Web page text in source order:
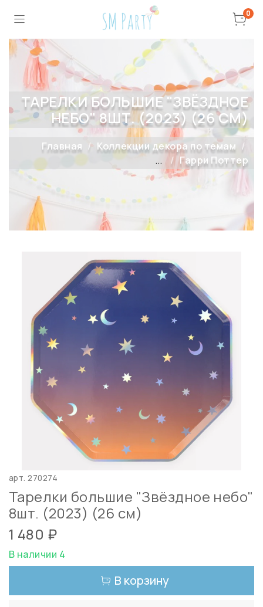
0
ТАРЕЛКИ БОЛЬШИЕ "ЗВЁЗДНОЕ
НЕБО" 8ШТ. (2023) (26 СМ)
Главная
Коллекции декора по темам
...
Гарри Поттер
арт.270274
Тарелки большие "Звёздное небо"
8шт. (2023) (26 см)
1 480 ₽
В наличии 4
В корзину